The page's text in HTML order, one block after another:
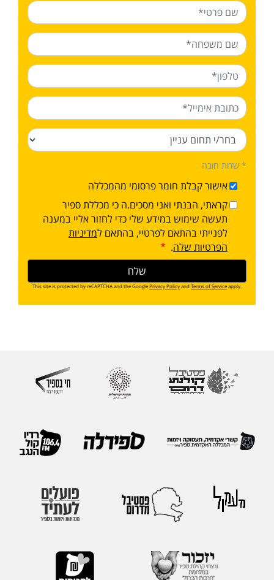
* שדות חובה
אישור קבלת חומר פרסומי מהמכללה
קראתי, הבנתי ואני מסכים.ה כי מכללת ספיר
תעשה שימוש במידע שלי כדי לחזור אליי במענה
לפנייתי בהתאם לפרטיי, בהתאם למדיניות
הפרטיות שלה.
This site is protected by reCAPTCHA and the GooglePrivacy PolicyandTerms of Serviceapply.